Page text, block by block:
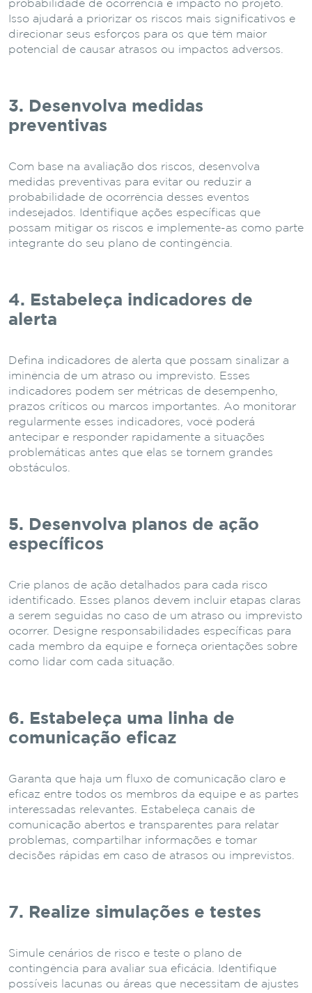
probabilidade de ocorrência e impacto no projeto.
Isso ajudará a priorizar os riscos mais significativos e
direcionar seus esforços para os que têm maior
potencial de causar atrasos ou impactos adversos.
3. Desenvolva medidas
preventivas
Com base na avaliação dos riscos, desenvolva
medidas preventivas para evitar ou reduzir a
probabilidade de ocorrência desses eventos
indesejados. Identifique ações específicas que
possam mitigar os riscos e implemente-as como parte
integrante do seu plano de contingência.
4. Estabeleça indicadores de
alerta
Defina indicadores de alerta que possam sinalizar a
iminência de um atraso ou imprevisto. Esses
indicadores podem ser métricas de desempenho,
prazos críticos ou marcos importantes. Ao monitorar
regularmente esses indicadores, você poderá
antecipar e responder rapidamente a situações
problemáticas antes que elas se tornem grandes
obstáculos.
5. Desenvolva planos de ação
específicos
Crie planos de ação detalhados para cada risco
identificado. Esses planos devem incluir etapas claras
a serem seguidas no caso de um atraso ou imprevisto
ocorrer. Designe responsabilidades específicas para
cada membro da equipe e forneça orientações sobre
como lidar com cada situação.
6. Estabeleça uma linha de
comunicação eficaz
Garanta que haja um fluxo de comunicação claro e
eficaz entre todos os membros da equipe e as partes
interessadas relevantes. Estabeleça canais de
comunicação abertos e transparentes para relatar
problemas, compartilhar informações e tomar
decisões rápidas em caso de atrasos ou imprevistos.
7. Realize simulações e testes
Simule cenários de risco e teste o plano de
contingência para avaliar sua eficácia. Identifique
possíveis lacunas ou áreas que necessitam de ajustes